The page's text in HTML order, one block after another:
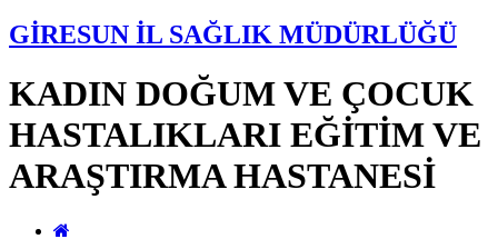
GİRESUN İL SAĞLIK MÜDÜRLÜĞÜ
KADIN DOĞUM VE ÇOCUK
HASTALIKLARI EĞİTİM VE
ARAŞTIRMA HASTANESİ